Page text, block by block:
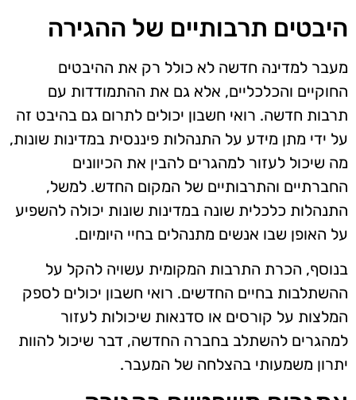
היבטים תרבותיים של ההגירה
מעבר למדינה חדשה לא כולל רק את ההיבטים
החוקיים והכלכליים, אלא גם את ההתמודדות עם
תרבות חדשה. רואי חשבון יכולים לתרום גם בהיבט זה
על ידי מתן מידע על התנהלות פיננסית במדינות שונות,
מה שיכול לעזור למהגרים להבין את הכיוונים
החברתיים והתרבותיים של המקום החדש. למשל,
התנהלות כלכלית שונה במדינות שונות יכולה להשפיע
על האופן שבו אנשים מתנהלים בחיי היומיום.
בנוסף, הכרת התרבות המקומית עשויה להקל על
ההשתלבות בחיים החדשים. רואי חשבון יכולים לספק
המלצות על קורסים או סדנאות שיכולות לעזור
למהגרים להשתלב בחברה החדשה, דבר שיכול להוות
יתרון משמעותי בהצלחה של המעבר.